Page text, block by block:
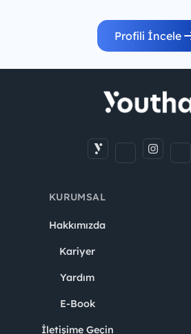
Profili İncele
KURUMSAL
Hakkımızda
Kariyer
Yardım
E-Book
İletişime Geçin